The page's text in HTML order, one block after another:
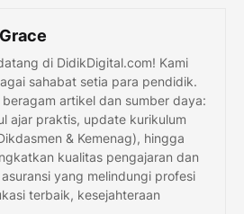
di DidikDigital.com! Kami
sahabat setia para pendidik.
beragam artikel dan sumber daya:
ajar praktis, update kurikulum
& Kemenag), hingga
kualitas pengajaran dan
yang melindungi profesi
terbaik, kesejahteraan